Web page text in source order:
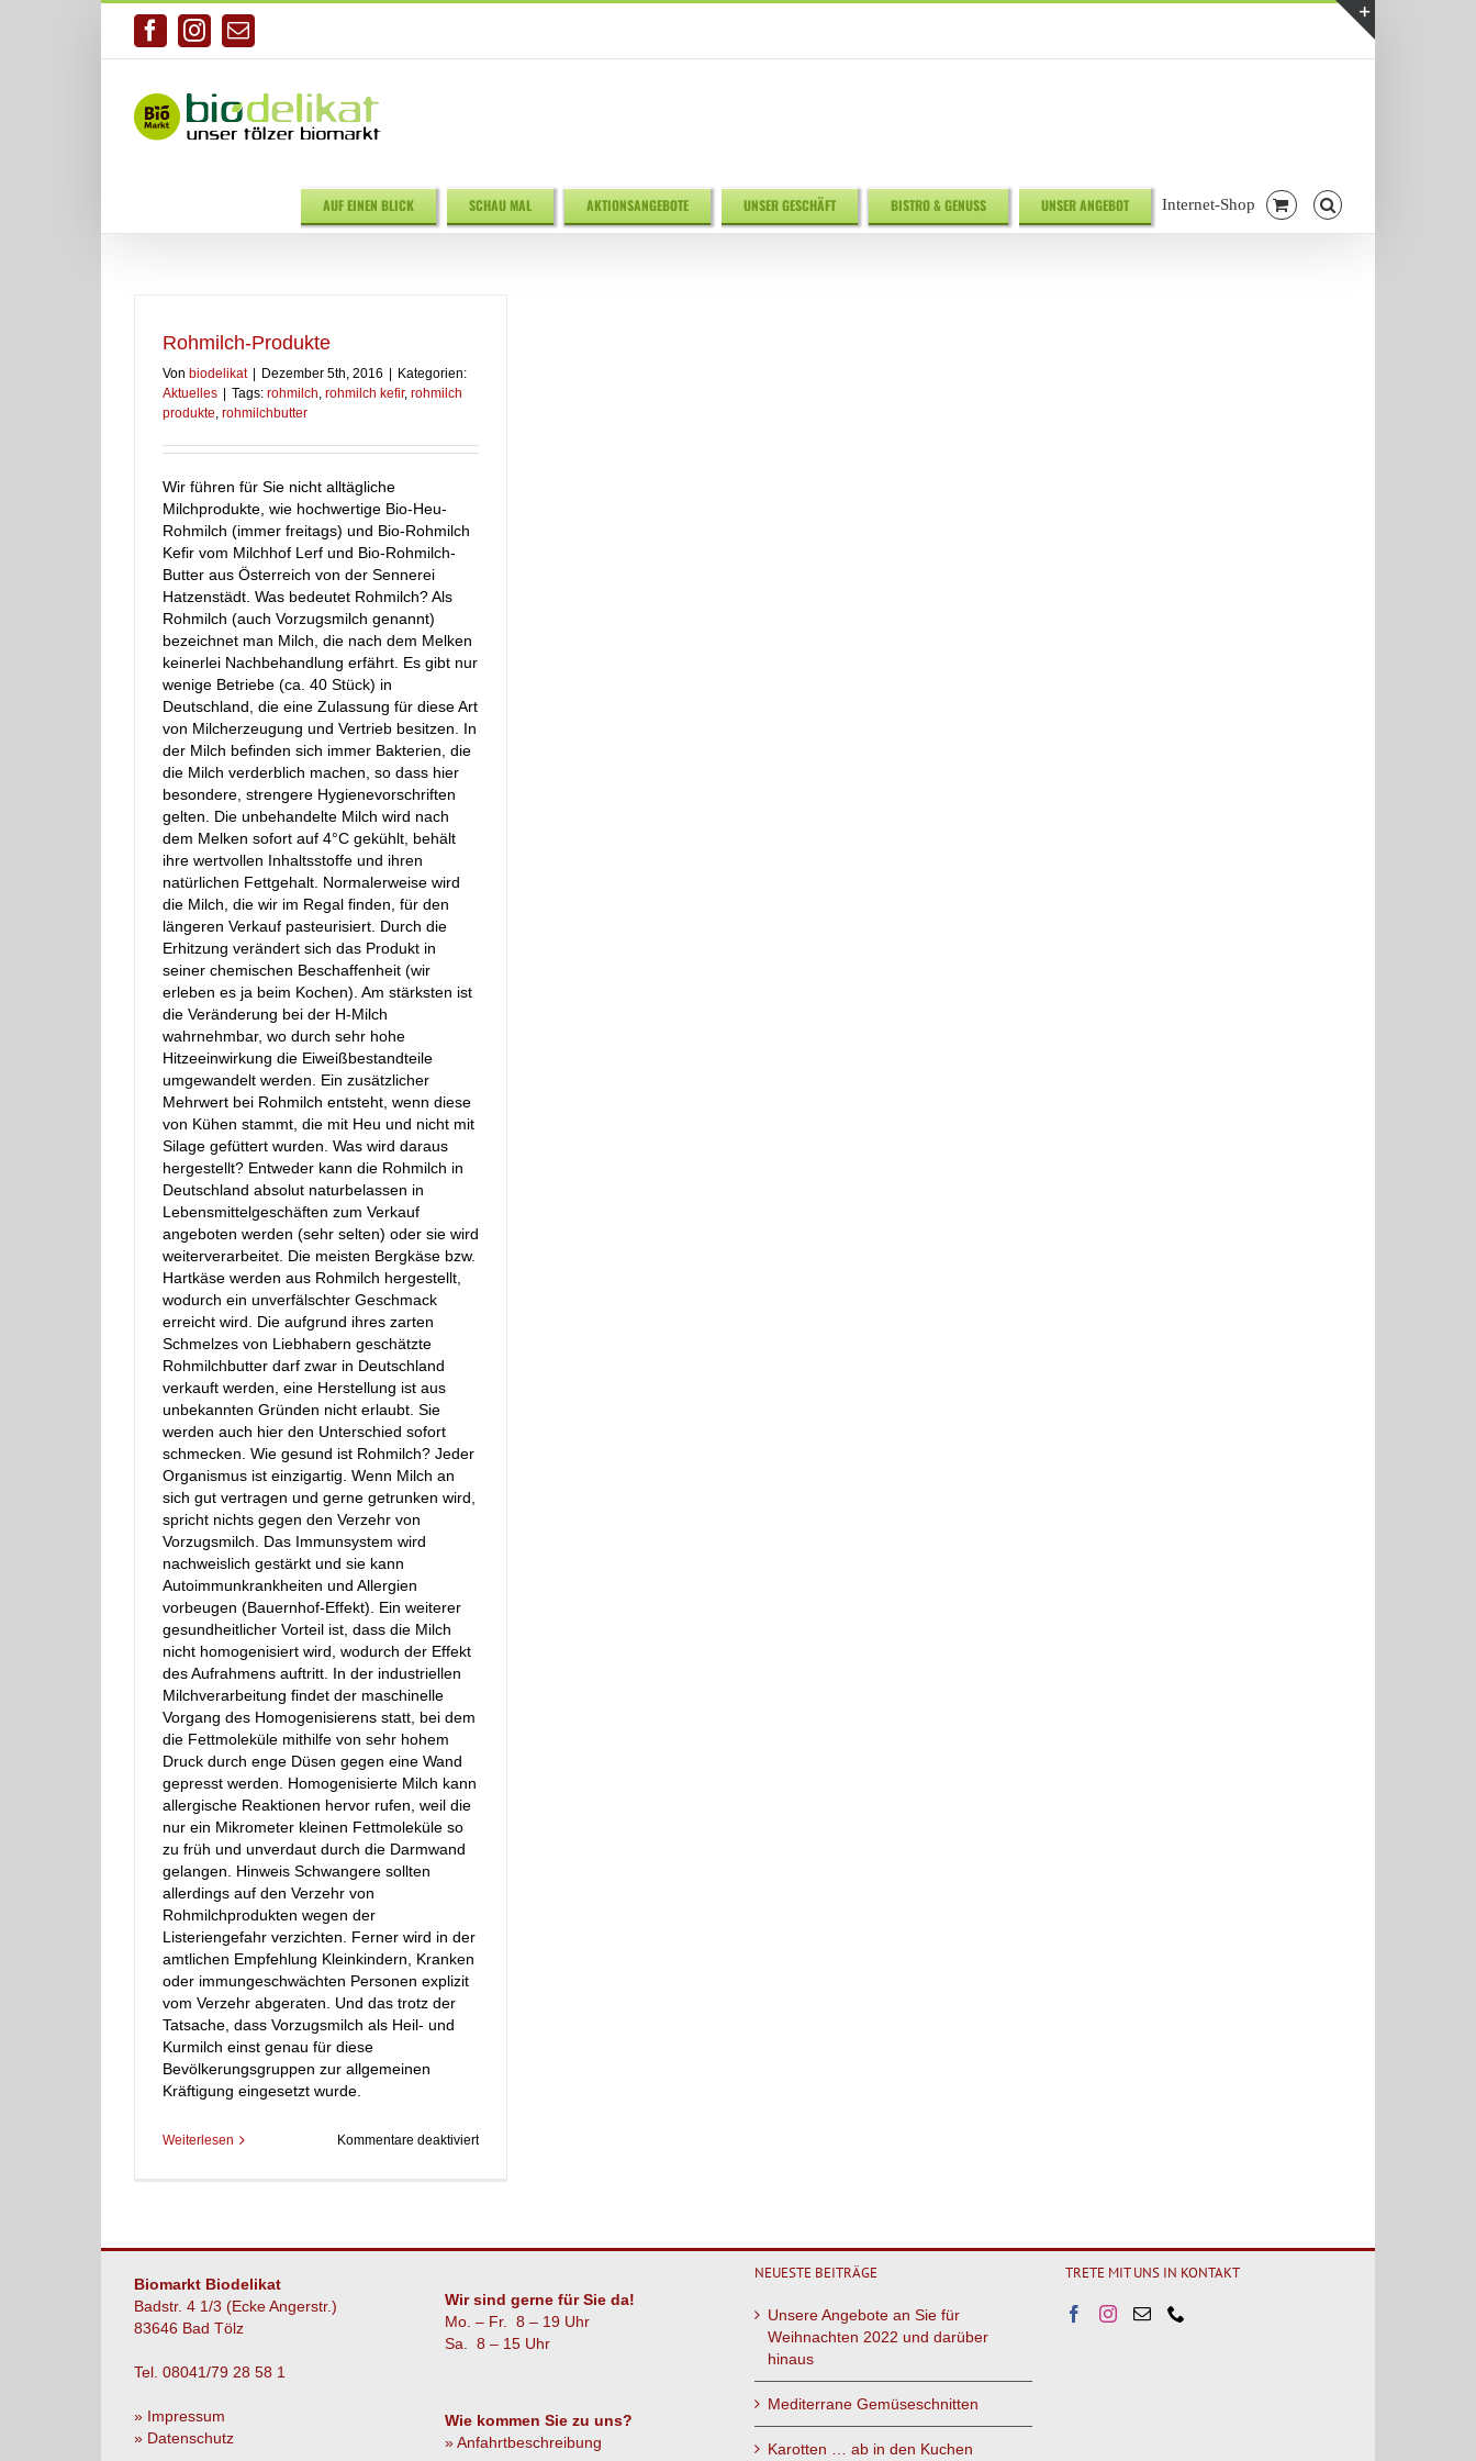
Facebook
Instagram
E-
Mail
AUF EINEN BLICK SCHAU MAL AKTIONSANGEBOTE UNSER GESCHÄFT BISTRO & GENUSS UNSER ANGEBOT Internet-Shop
Rohmilch-Produkte
Von biodelikat | Dezember 5th, 2016 | Kategorien:
Aktuelles | Tags: rohmilch rohmilch kefir, rohmilch
produkte rohmilchbutter
Wir führen für Sie nicht alltägliche
Milchprodukte, wie hochwertige Bio-Heu-
Rohmilch (immer freitags) und Bio-Rohmilch
Kefir vom Milchhof Lerf und Bio-Rohmilch-
Butter aus Österreich von der Sennerei
Hatzenstädt. Was bedeutet Rohmilch? Als
Rohmilch (auch Vorzugsmilch genannt)
bezeichnet man Milch, die nach dem Melken
keinerlei Nachbehandlung erfährt. Es gibt nur
wenige Betriebe (ca. 40 Stück) in
Deutschland, die eine Zulassung für diese Art
von Milcherzeugung und Vertrieb besitzen. In
der Milch befinden sich immer Bakterien, die
die Milch verderblich machen, so dass hier
besondere, strengere Hygienevorschriften
gelten. Die unbehandelte Milch wird nach
dem Melken sofort auf 4°C gekühlt, behält
ihre wertvollen Inhaltsstoffe und ihren
natürlichen Fettgehalt. Normalerweise wird
die Milch, die wir im Regal finden, für den
längeren Verkauf pasteurisiert. Durch die
Erhitzung verändert sich das Produkt in
seiner chemischen Beschaffenheit (wir
erleben es ja beim Kochen). Am stärksten ist
die Veränderung bei der H-Milch
wahrnehmbar, wo durch sehr hohe
Hitzeeinwirkung die Eiweißbestandteile
umgewandelt werden. Ein zusätzlicher
Mehrwert bei Rohmilch entsteht, wenn diese
von Kühen stammt, die mit Heu und nicht mit
Silage gefüttert wurden. Was wird daraus
hergestellt? Entweder kann die Rohmilch in
Deutschland absolut naturbelassen in
Lebensmittelgeschäften zum Verkauf
angeboten werden (sehr selten) oder sie wird
weiterverarbeitet. Die meisten Bergkäse bzw.
Hartkäse werden aus Rohmilch hergestellt,
wodurch ein unverfälschter Geschmack
erreicht wird. Die aufgrund ihres zarten
Schmelzes von Liebhabern geschätzte
Rohmilchbutter darf zwar in Deutschland
verkauft werden, eine Herstellung ist aus
unbekannten Gründen nicht erlaubt. Sie
werden auch hier den Unterschied sofort
schmecken. Wie gesund ist Rohmilch? Jeder
Organismus ist einzigartig. Wenn Milch an
sich gut vertragen und gerne getrunken wird,
spricht nichts gegen den Verzehr von
Vorzugsmilch. Das Immunsystem wird
nachweislich gestärkt und sie kann
Autoimmunkrankheiten und Allergien
vorbeugen (Bauernhof-Effekt). Ein weiterer
gesundheitlicher Vorteil ist, dass die Milch
nicht homogenisiert wird, wodurch der Effekt
des Aufrahmens auftritt. In der industriellen
Milchverarbeitung findet der maschinelle
Vorgang des Homogenisierens statt, bei dem
die Fettmoleküle mithilfe von sehr hohem
Druck durch enge Düsen gegen eine Wand
gepresst werden. Homogenisierte Milch kann
allergische Reaktionen hervor rufen, weil die
nur ein Mikrometer kleinen Fettmoleküle so
zu früh und unverdaut durch die Darmwand
gelangen. Hinweis Schwangere sollten
allerdings auf den Verzehr von
Rohmilchprodukten wegen der
Listeriengefahr verzichten. Ferner wird in der
amtlichen Empfehlung Kleinkindern, Kranken
oder immungeschwächten Personen explizit
vom Verzehr abgeraten. Und das trotz der
Tatsache, dass Vorzugsmilch als Heil- und
Kurmilch einst genau für diese
Bevölkerungsgruppen zur allgemeinen
Kräftigung eingesetzt wurde.
Weiterlesen Kommentare deaktiviertfür
Biomarkt Biodelikat
Badstr. 4 1/3 (Ecke Angerstr.)
83646 Bad Tölz
Tel. 08041/79 28 58 1
» Impressum
» Datenschutz
Wir sind gerne für Sie da!
Mo. – Fr. 8 – 19 Uhr
Sa. 8 – 15 Uhr
Wie kommen Sie zu uns?
» Anfahrtbeschreibung
NEUESTE BEITRÄGE
Unsere Angebote an Sie für
Weihnachten 2022 und darüber
hinaus
Mediterrane Gemüseschnitten
Karotten … ab in den Kuchen
TRETE MIT UNS IN KONTAKT